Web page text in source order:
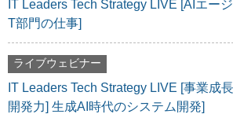
IT Leaders Tech Strategy LIVE [AIエー
T部門の仕事]
ライブウェビナー
IT Leaders Tech Strategy LIVE [事業成
開発力] 生成AI時代のシステム開発]